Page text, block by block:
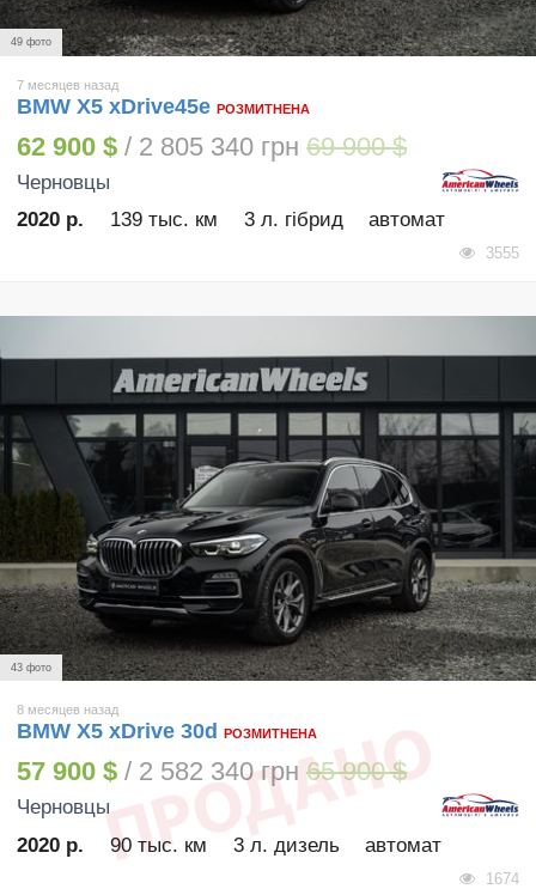
49 фото
7 месяцев назад
BMW X5 xDrive45e РОЗМИТНЕНА
62 900 $ / 2 805 340 грн 69 900 $
Черновцы
2020 р.
139 тыс. км 3 л. гібрид автомат
3555
43 фото
8 месяцев назад
BMW X5 xDrive 30d РОЗМИТНЕНА
57 900 $ / 2 582 340 грн 65 900 $
Черновцы
2020 р.
90 тыс. км 3 л. дизель автомат
1674